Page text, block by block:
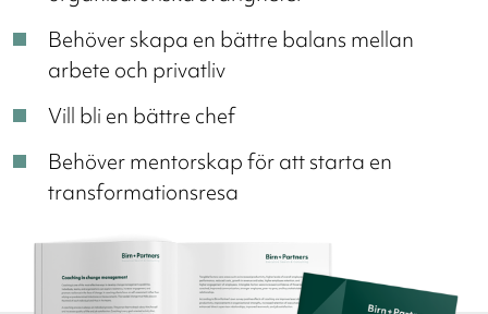
Behöver skapa en bättre balans mellan
arbete och privatliv
Vill bli en bättre chef
Behöver mentorskap för att starta en
transformationsresa